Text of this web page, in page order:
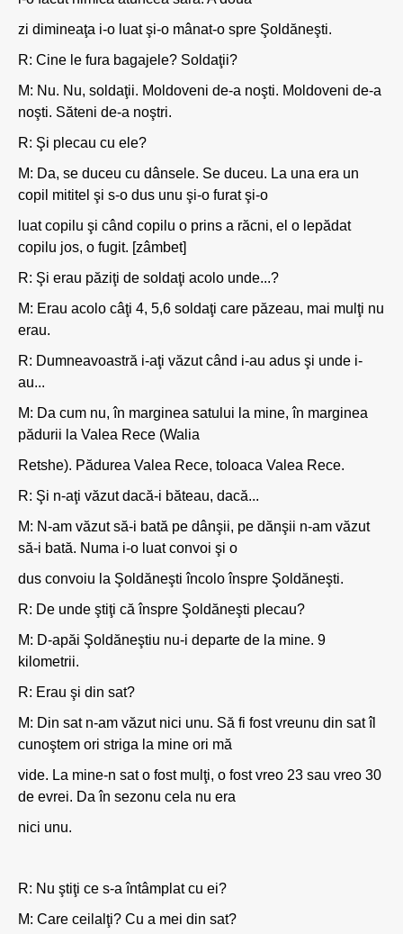
zi dimineaţa i-o luat şi-o mânat-o spre Şoldăneşti.
R: Cine le fura bagajele? Soldaţii?
M: Nu. Nu, soldaţii. Moldoveni de-a noşti. Moldoveni de-a
noşti. Săteni de-a noştri.
R: Şi plecau cu ele?
M: Da, se duceu cu dânsele. Se duceu. La una era un
copil mititel şi s-o dus unu şi-o furat şi-o
luat copilu şi când copilu o prins a răcni, el o lepădat
copilu jos, o fugit. [zâmbet]
R: Şi erau păziţi de soldaţi acolo unde...?
M: Erau acolo câţi 4, 5,6 soldaţi care păzeau, mai mulţi nu
erau.
R: Dumneavoastră i-aţi văzut când i-au adus şi unde i-
au...
M: Da cum nu, în marginea satului la mine, în marginea
pădurii la Valea Rece (Walia
Retshe). Pădurea Valea Rece, toloaca Valea Rece.
R: Şi n-aţi văzut dacă-i băteau, dacă...
M: N-am văzut să-i bată pe dânşii, pe dănşii n-am văzut
să-i bată. Numa i-o luat convoi şi o
dus convoiu la Şoldăneşti încolo înspre Şoldăneşti.
R: De unde ştiţi că înspre Şoldăneşti plecau?
M: D-apăi Şoldăneştiu nu-i departe de la mine. 9
kilometrii.
R: Erau şi din sat?
M: Din sat n-am văzut nici unu. Să fi fost vreunu din sat îl
cunoştem ori striga la mine ori mă
vide. La mine-n sat o fost mulţi, o fost vreo 23 sau vreo 30
de evrei. Da în sezonu cela nu era
nici unu.
R: Nu ştiţi ce s-a întâmplat cu ei?
M: Care ceilalţi? Cu a mei din sat?